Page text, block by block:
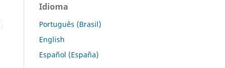
Idioma
Português (Brasil)
English
Español (España)